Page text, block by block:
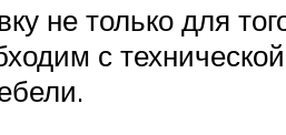
не только для
с